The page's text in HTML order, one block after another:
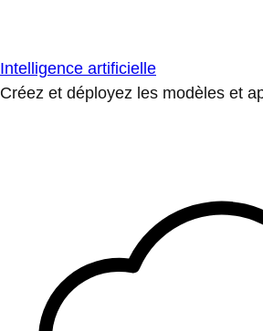
Intelligence artificielle
Créez et déployez les modèles et